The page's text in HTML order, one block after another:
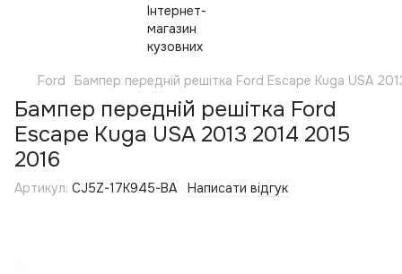
Ford Бампер передній решітка Ford Escape Kuga USA
Бампер передній решітка Ford
Escape Kuga USA 2013 2014 2015
2016
Артикул: CJ5Z-17K945-BA Написати відгук